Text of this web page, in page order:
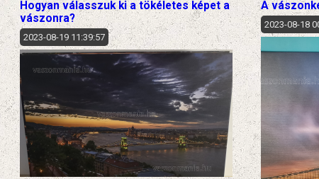
Hogyan válasszuk ki a tökéletes képet a
vászonra?
2023-08-19 11:39:57
A
2023-08-18